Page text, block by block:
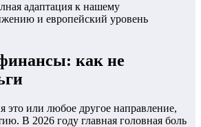
адаптация к нашему
и европейский уровень
как не
это или любое другое направление,
В 2026 году главная головная боль